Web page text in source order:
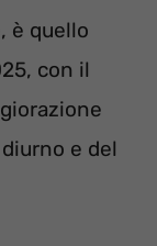
è quello
con il
e del